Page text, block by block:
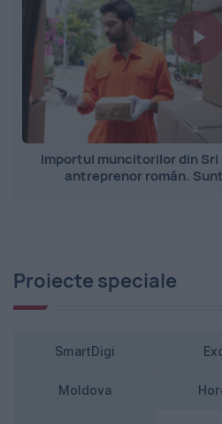
Importul muncitorilor din
antreprenor român.
Proiecte speciale
SmartDigi
Moldova